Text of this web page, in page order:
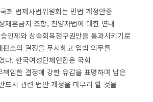
회 법제사법위원회는 민법 개정안중
재혼금지 조항, 친양자법에 대한 연내
인제와 상속회복청구권만을 통과시키기로
판소의 결정을 무시하고 입법 의무를
다. 한국여성단체연합은 국회
책임한 결정에 강한 유감을 표명하며 남은
드시 관련 법안 개정을 마무리 할 것을